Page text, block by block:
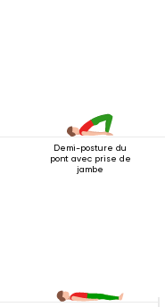
Demi-posture du
pont avec prise de
jambe